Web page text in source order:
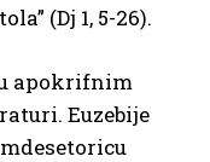
(Dj 1, 5-26).
apokrifnim
Euzebije